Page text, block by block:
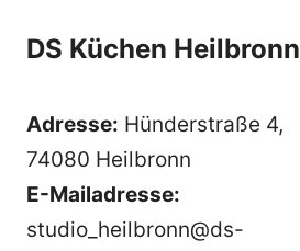
DS Küchen Heilbronn
Adresse: Hünderstraße 4,
74080 Heilbronn
E-Mailadresse:
studio_heilbronn@ds-